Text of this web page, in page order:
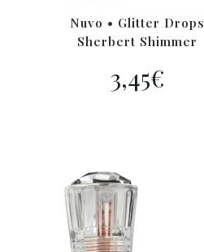
Nuvo • Glitter Drops
Sherbert Shimmer
3,45€